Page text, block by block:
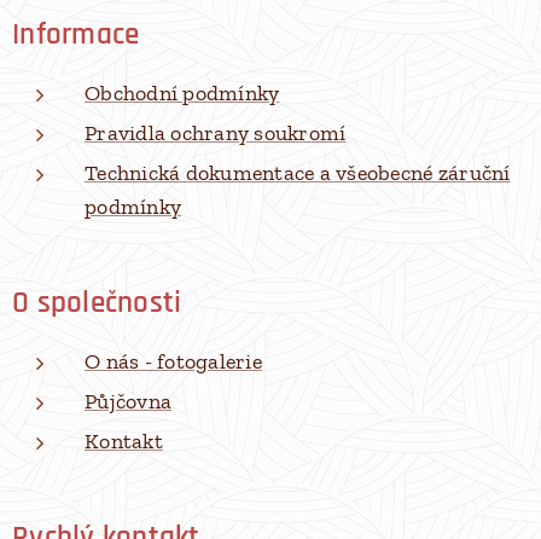
Informace
Obchodní podmínky
Pravidla ochrany soukromí
Technická dokumentace a všeobecné záruční
podmínky
O společnosti
O nás - fotogalerie
Půjčovna
Kontakt